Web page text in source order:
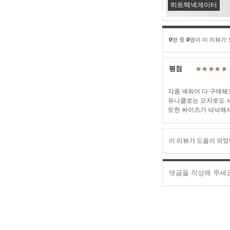
히트텍넥게이터
0명 중 0명이 이 리뷰가
평점
각종 넥워머 다 구매
유니클로는 모자로도
또한 싸이즈가 넉넉해
이 리뷰가 도움이 되